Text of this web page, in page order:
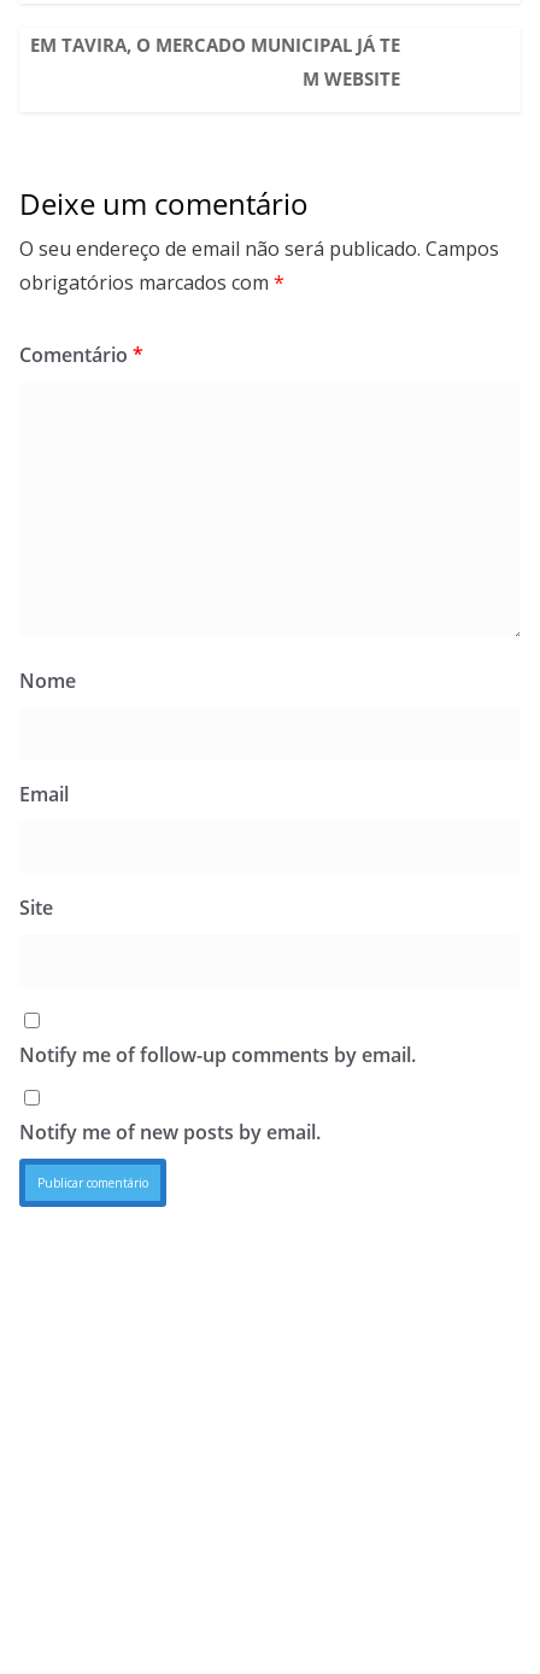
EM TAVIRA, O MERCADO MUNICIPAL JÁ TE
M WEBSITE
Deixe um comentário
O seu endereço de email não será publicado. Campos
obrigatórios marcados com *
Comentário *
Nome
Email
Site
Notify me of follow-up comments by email.
Notify me of new posts by email.